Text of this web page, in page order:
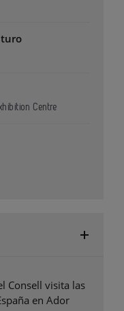
Centre
Consell visita las
en Ador